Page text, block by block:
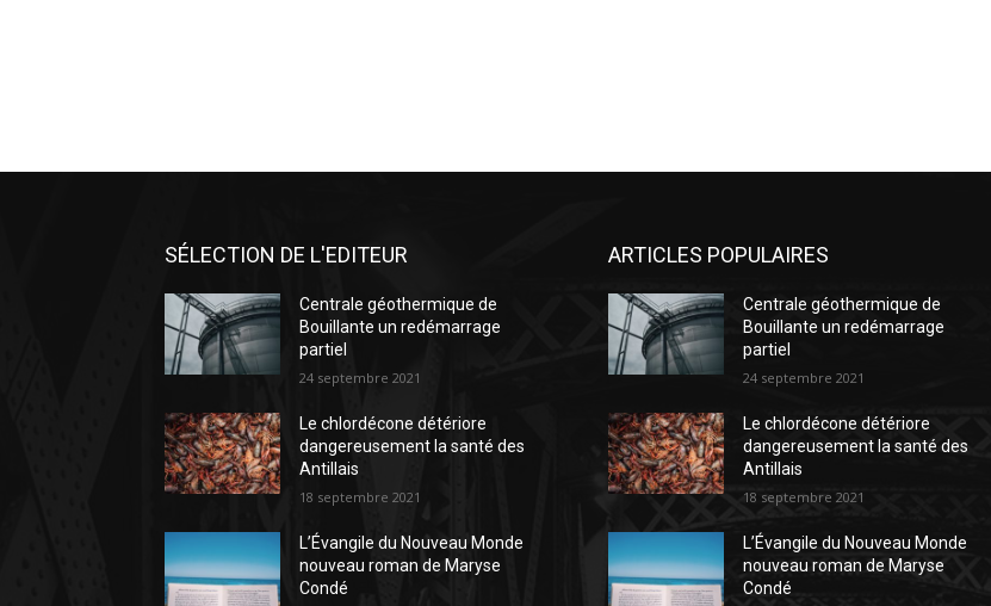
SÉLECTION DE L'EDITEUR
Centrale géothermique de
Bouillante un redémarrage
partiel
24 septembre 2021
Le chlordécone détériore
dangereusement la santé des
Antillais
18 septembre 2021
L’Évangile du Nouveau Monde
nouveau roman de Maryse
Condé
ARTICLES POPULAIRES
Centrale géothermique de
Bouillante un redémarrage
partiel
24 septembre 2021
Le chlordécone détériore
dangereusement la santé des
Antillais
18 septembre 2021
L’Évangile du Nouveau Monde
nouveau roman de Maryse
Condé